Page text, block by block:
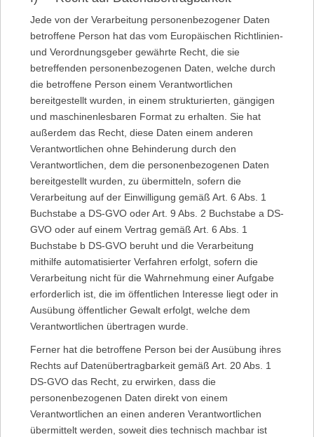
Jede von der Verarbeitung personenbezogener Daten
betroffene Person hat das vom Europäischen Richtlinien-
und Verordnungsgeber gewährte Recht, die sie
betreffenden personenbezogenen Daten, welche durch
die betroffene Person einem Verantwortlichen
bereitgestellt wurden, in einem strukturierten, gängigen
und maschinenlesbaren Format zu erhalten. Sie hat
außerdem das Recht, diese Daten einem anderen
Verantwortlichen ohne Behinderung durch den
Verantwortlichen, dem die personenbezogenen Daten
bereitgestellt wurden, zu übermitteln, sofern die
Verarbeitung auf der Einwilligung gemäß Art. 6 Abs. 1
Buchstabe a DS-GVO oder Art. 9 Abs. 2 Buchstabe a DS-
GVO oder auf einem Vertrag gemäß Art. 6 Abs. 1
Buchstabe b DS-GVO beruht und die Verarbeitung
mithilfe automatisierter Verfahren erfolgt, sofern die
Verarbeitung nicht für die Wahrnehmung einer Aufgabe
erforderlich ist, die im öffentlichen Interesse liegt oder in
Ausübung öffentlicher Gewalt erfolgt, welche dem
Verantwortlichen übertragen wurde.
Ferner hat die betroffene Person bei der Ausübung ihres
Rechts auf Datenübertragbarkeit gemäß Art. 20 Abs. 1
DS-GVO das Recht, zu erwirken, dass die
personenbezogenen Daten direkt von einem
Verantwortlichen an einen anderen Verantwortlichen
übermittelt werden, soweit dies technisch machbar ist